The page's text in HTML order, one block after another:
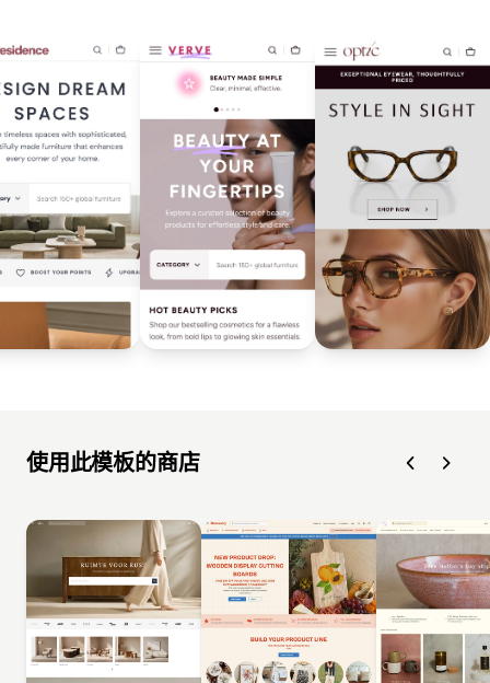
使用此模板的商店